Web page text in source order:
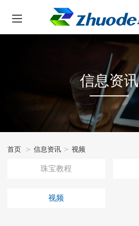
信息资讯
首页 信息资讯 视频
珠宝教程
视频